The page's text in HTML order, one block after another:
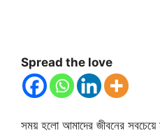
Spread the love
সময় হলো আমাদের জীবনের